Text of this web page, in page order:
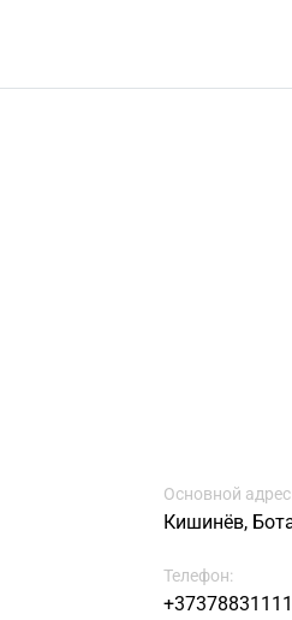
Основной
Кишинёв,
Телефон:
+37378831111